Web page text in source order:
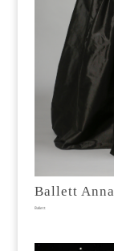
Ballett
Ballett